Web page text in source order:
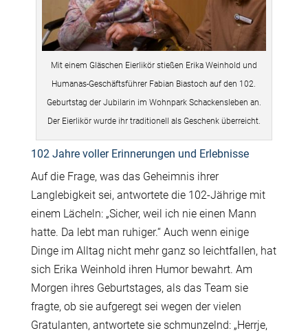
Mit einem Gläschen Eierlikör stießen Erika Weinhold und
Humanas-Geschäftsführer Fabian Biastoch auf den 102.
Geburtstag der Jubilarin im Wohnpark Schackensleben an.
Der Eierlikör wurde ihr traditionell als Geschenk überreicht.
102 Jahre voller Erinnerungen und Erlebnisse
Auf die Frage, was das Geheimnis ihrer
Langlebigkeit sei, antwortete die 102-Jährige mit
einem Lächeln: „Sicher, weil ich nie einen Mann
hatte. Da lebt man ruhiger.“ Auch wenn einige
Dinge im Alltag nicht mehr ganz so leichtfallen, hat
sich Erika Weinhold ihren Humor bewahrt. Am
Morgen ihres Geburtstages, als das Team sie
fragte, ob sie aufgeregt sei wegen der vielen
Gratulanten, antwortete sie schmunzelnd: „Herrje,